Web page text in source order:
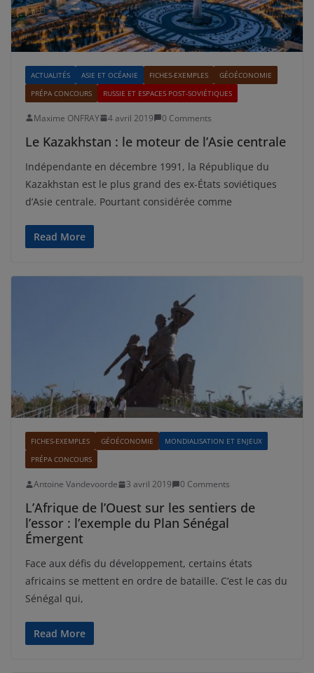
ACTUALITÉS ASIE ET OCÉANIE FICHES-EXEMPLES
GÉOÉCONOMIE
PRÉPA CONCOURS
RUSSIE ET ESPACES POST-SOVIÉTIQUES
Maxime ONFRAY 4 avril 2019 0 Comments
Le Kazakhstan : le moteur de l’Asie centrale
Indépendante en décembre 1991, la République du
Kazakhstan est le plus grand des ex-États soviétiques
d’Asie centrale. Pourtant considérée comme
Read More
FICHES-EXEMPLES GÉOÉCONOMIE
MONDIALISATION ET ENJEUX
PRÉPA CONCOURS
Antoine Vandevoorde 3 avril 2019 0 Comments
L’Afrique de l’Ouest sur les sentiers de
l’essor : l’exemple du Plan Sénégal
Émergent
Face aux défis du développement, certains états
africains se mettent en ordre de bataille. C’est le cas du
Sénégal qui,
Read More